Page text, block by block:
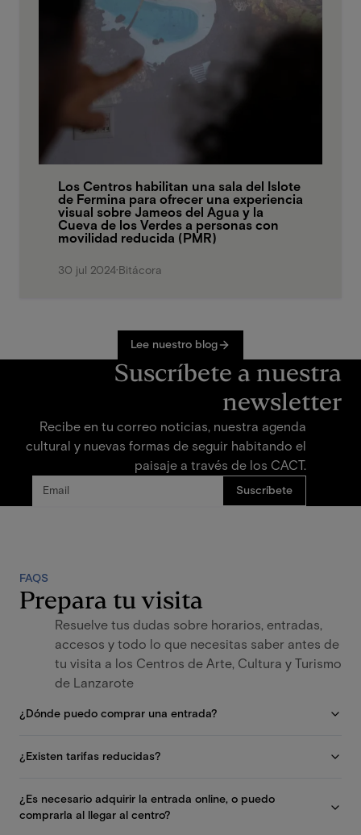
Los Centros habilitan una sala del Islote
de Fermina para ofrecer una experiencia
visual sobre Jameos del Agua y la
Cueva de los Verdes a personas con
movilidad reducida (PMR)
30 jul 2024·Bitácora
Lee nuestro blog
Suscríbete a nuestra
newsletter
Recibe en tu correo noticias, nuestra agenda
cultural y nuevas formas de seguir habitando el
paisaje a través de los CACT.
FAQS
Prepara tu visita
Resuelve tus dudas sobre horarios, entradas,
accesos y todo lo que necesitas saber antes de
tu visita a los Centros de Arte, Cultura y Turismo
de Lanzarote
¿Dónde puedo comprar una entrada?
¿Existen tarifas reducidas?
¿Es necesario adquirir la entrada online, o puedo
comprarla al llegar al centro?